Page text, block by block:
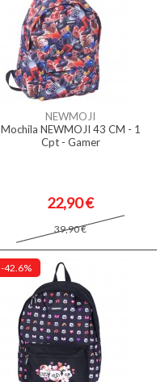
NEWMOJI
Mochila NEWMOJI 43 CM - 1
Cpt - Gamer
22,90 €
39,90 €
-42.6%